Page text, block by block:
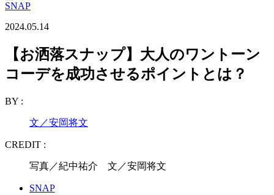
SNAP
2024.05.14
【お洒落スナップ】大人のワントーン
コーデを成功させるポイントとは？
BY :
文／安岡将文
CREDIT :
写真／紀中祐介 文／安岡将文
SNAP